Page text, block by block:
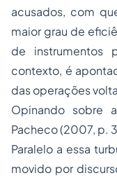
acusados, com
maior grau de
de instrumentos
contexto, é
das operações
Opinando sobre
Pacheco (2007, p.
Paralelo a essa
movido por